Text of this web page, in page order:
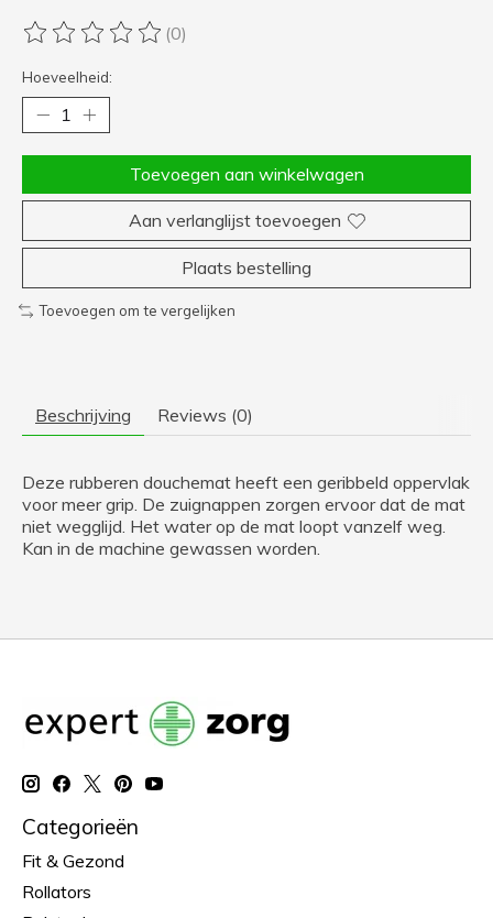
De beoordeling van dit product is
(0)
Hoeveelheid:
Toevoegen aan winkelwagen
Aan verlanglijst toevoegen
Plaats bestelling
Toevoegen om te vergelijken
Beschrijving Reviews (0)
Deze rubberen douchemat heeft een geribbeld oppervlak
voor meer grip. De zuignappen zorgen ervoor dat de mat
niet wegglijd. Het water op de mat loopt vanzelf weg.
Kan in de machine gewassen worden.
Categorieën
Fit & Gezond
Rollators